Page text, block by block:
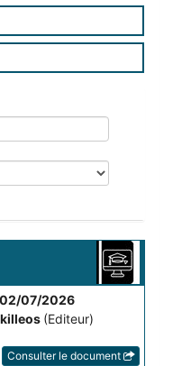
02/07/2026
(Editeur)
Consulter le document